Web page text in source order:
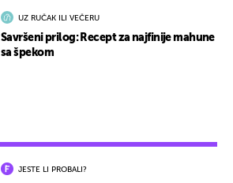
JESTE LI PROBALI?
UZ RUČAK ILI VEČERU
Savršeni prilog: Recept za najfinije mahune
sa špekom